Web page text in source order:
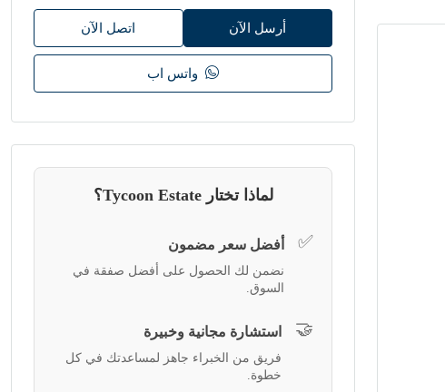
أرسل الآن اتصل الآن
واتس اب
لماذا تختار Tycoon Estate؟
✅ أفضل سعر مضمون
نضمن لك الحصول على أفضل صفقة في
السوق.
🤝 استشارة مجانية وخبيرة
فريق من الخبراء جاهز لمساعدتك في كل
خطوة.